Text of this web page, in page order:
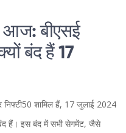
आज: बीएसई
बंद हैं 17
शामिल हैं, 17 जुलाई 2024
बंद हैं। इस बंद में सभी सेगमेंट, जैसे